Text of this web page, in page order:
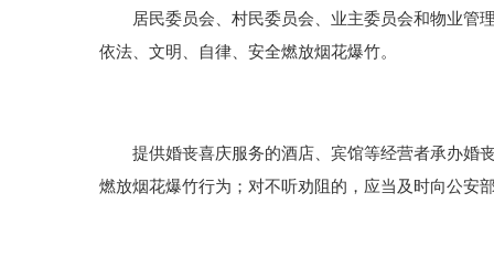
居民委员会、村民委员会、业主委员会和物业管理
依法、文明、自律、安全燃放烟花爆竹。
提供婚丧喜庆服务的酒店、宾馆等经营者承办婚丧
燃放烟花爆竹行为；对不听劝阻的，应当及时向公安